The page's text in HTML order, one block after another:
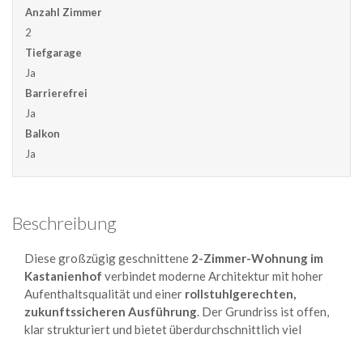
Anzahl Zimmer
2
Tiefgarage
Ja
Barrierefrei
Ja
Balkon
Ja
Beschreibung
Diese großzügig geschnittene 2-Zimmer-Wohnung im
Kastanienhof verbindet moderne Architektur mit hoher
Aufenthaltsqualität und einer rollstuhlgerechten,
zukunftssicheren Ausführung. Der Grundriss ist offen,
klar strukturiert und bietet überdurchschnittlich viel